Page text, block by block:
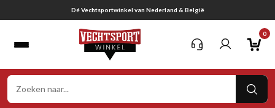
naar
Dé Vechtsportwinkel van Nederland & België
0